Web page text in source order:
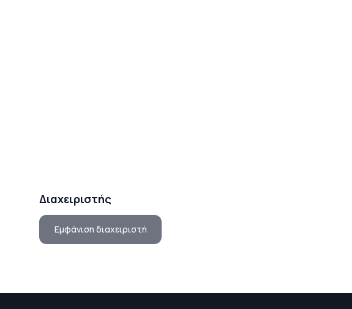
Διαχειριστής
Εμφάνιση διαχειριστή